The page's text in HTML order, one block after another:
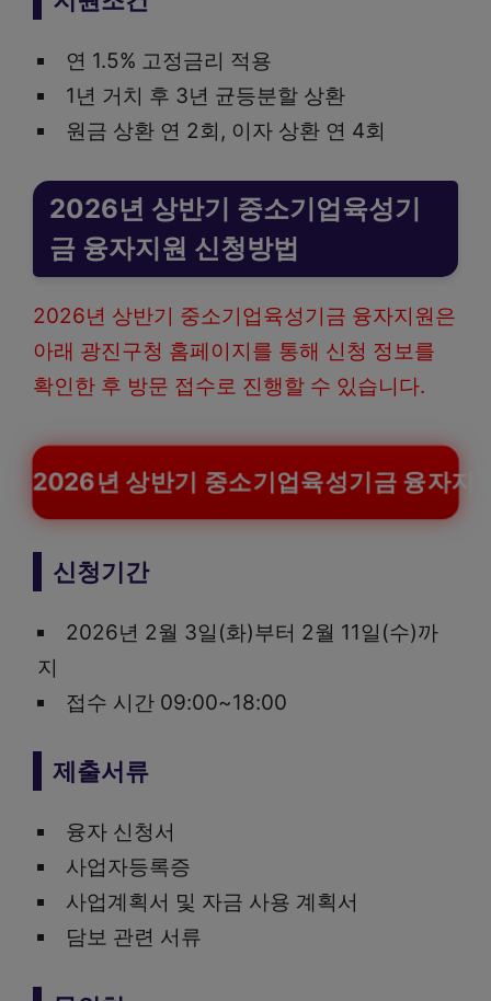
연 1.5% 고정금리 적용
1년 거치 후 3년 균등분할 상환
원금 상환 연 2회, 이자 상환 연 4회
2026년 상반기 중소기업육성기
금 융자지원 신청방법
2026년 상반기 중소기업육성기금 융자지원은
아래 광진구청 홈페이지를 통해 신청 정보를
확인한 후 방문 접수로 진행할 수 있습니다.
2026년 상반기 중소기업육성기금 융자지
신청기간
2026년 2월 3일(화)부터 2월 11일(수)까
지
접수 시간 09:00~18:00
제출서류
융자 신청서
사업자등록증
사업계획서 및 자금 사용 계획서
담보 관련 서류